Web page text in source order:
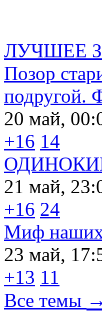
ЛУЧШЕЕ
Позор
подругой.
20 май,
+16 14
21 май,
+16 24
Миф наших
23 май,
+13 11
Все темы